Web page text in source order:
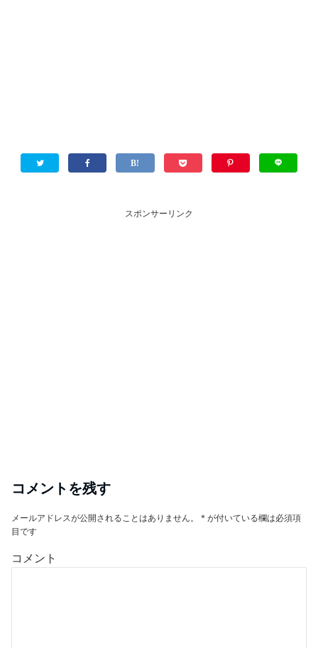
スポンサーリンク
コメントを残す
メールアドレスが公開されることはありません。 * が付いている欄は必須項
目です
コメント